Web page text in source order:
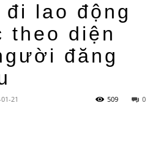
lao động
theo diện
đăng
21 0
509